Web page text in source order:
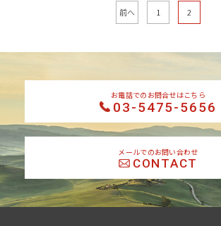
前へ 1 2
お電話でのお問合せはこちら
03-5475-5656
メールでのお問い合わせ
CONTACT